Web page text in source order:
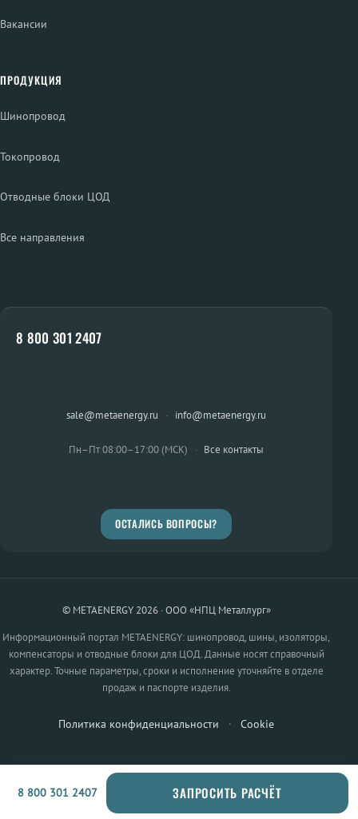
Вакансии
ПРОДУКЦИЯ
Шинопровод
Токопровод
Отводные блоки ЦОД
Все направления
8 800 301 2407
sale@metaenergy.ru · info@metaenergy.ru
Пн–Пт 08:00–17:00 (МСК) · Все контакты
ОСТАЛИСЬ ВОПРОСЫ?
© METAENERGY 2026 · ООО «НПЦ Металлург»
Информационный портал METAENERGY: шинопровод, шины, изоляторы,
компенсаторы и отводные блоки для ЦОД. Данные носят справочный
характер. Точные параметры, сроки и исполнение уточняйте в отделе
продаж и паспорте изделия.
Политика конфиденциальности · Cookie
8 800 301 2407 ЗАПРОСИТЬ РАСЧЁТ